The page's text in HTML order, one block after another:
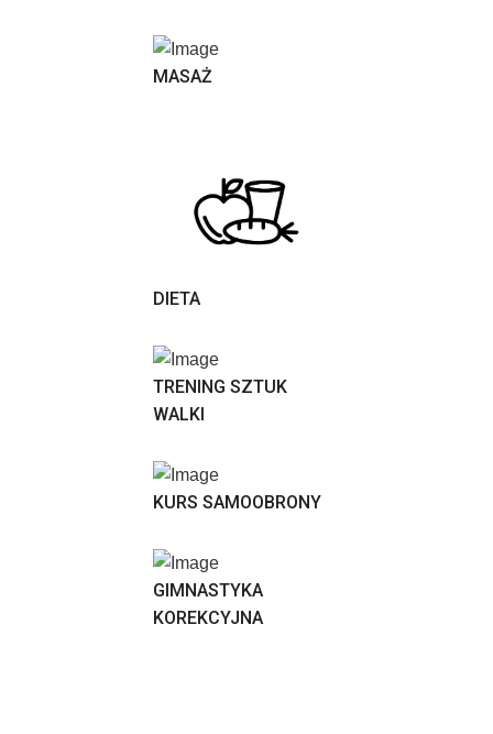
MASAŻ
DIETA
TRENING SZTUK
WALKI
KURS SAMOOBRONY
GIMNASTYKA
KOREKCYJNA